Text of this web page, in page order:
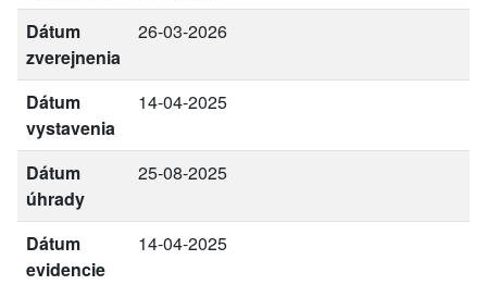
Dátum
zverejnenia
26-03-2026
Dátum
vystavenia
14-04-2025
Dátum
úhrady
25-08-2025
Dátum
evidencie
14-04-2025